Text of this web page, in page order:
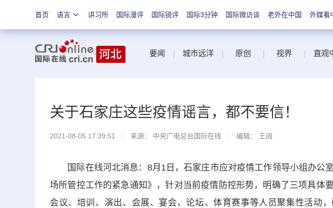
首页 语言 讲习所 国际漫评 国际锐评 国际3分钟 国际微访谈 老外在中国 外媒看
要闻 城市远洋 原创 视界 直观
关于石家庄这些疫情谣言，都不要信！
2021-08-05 17:39:51 来源： 中央广电总台国际在线 编辑： 王阔
国际在线河北消息：8月1日，石家庄市应对疫情工作领导小组办公
场所管控工作的紧急通知》，针对当前疫情防控形势，明确了三项具体
会议、培训、演出、会展、宴会、论坛、体育赛事等人员聚集性活动